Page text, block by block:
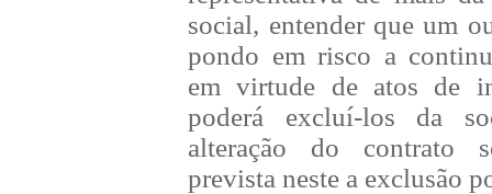
social, entender que um
pondo em risco a
em virtude de atos de
poderá excluí-los da
alteração do contrato
prevista neste a exclusão